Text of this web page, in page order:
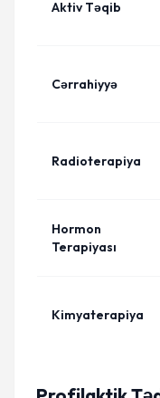
Aktiv Təqib
Cərrahiyyə
Radioterapiya
Hormon
Terapiyası
Kimyaterapiya